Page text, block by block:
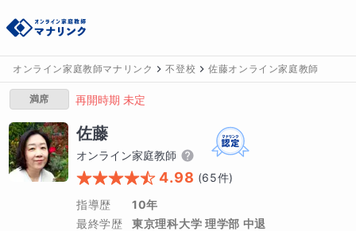
オンライン家庭教師マナリンク 不登校 佐藤オンライン家庭教師
満席 再開時期 未定
佐藤
オンライン家庭教師
4.98 (65件)
指導歴
10年
最終学歴
東京理科大学 理学部 中退